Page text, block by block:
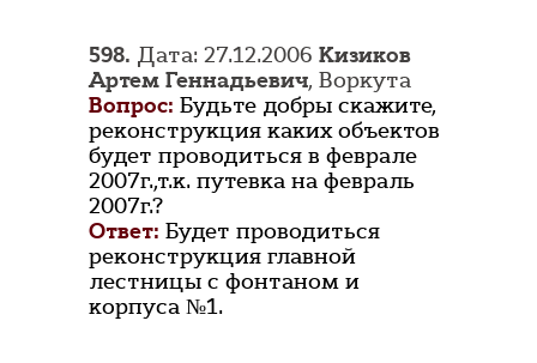
598. Дата: 27.12.2006 Кизиков
Артем Геннадьевич, Воркута
Вопрос: Будьте добры скажите,
реконструкция каких объектов
будет проводиться в феврале
2007г.,т.к. путевка на февраль
2007г.?
Ответ: Будет проводиться
реконструкция главной
лестницы с фонтаном и
корпуса №1.